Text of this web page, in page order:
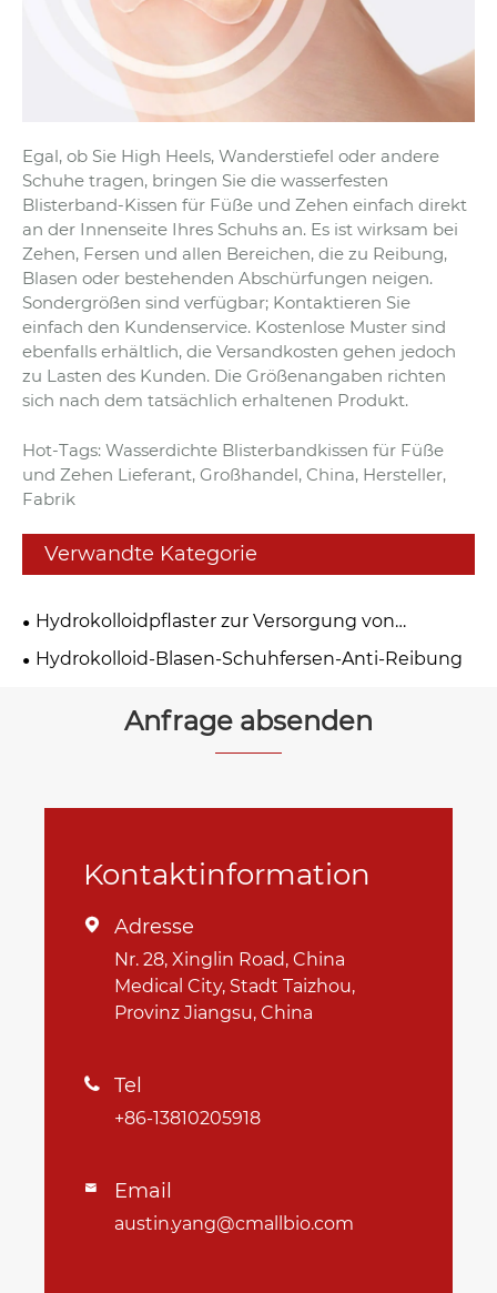
Egal, ob Sie High Heels, Wanderstiefel oder andere
Schuhe tragen, bringen Sie die wasserfesten
Blisterband-Kissen für Füße und Zehen einfach direkt
an der Innenseite Ihres Schuhs an. Es ist wirksam bei
Zehen, Fersen und allen Bereichen, die zu Reibung,
Blasen oder bestehenden Abschürfungen neigen.
Sondergrößen sind verfügbar; Kontaktieren Sie
einfach den Kundenservice. Kostenlose Muster sind
ebenfalls erhältlich, die Versandkosten gehen jedoch
zu Lasten des Kunden. Die Größenangaben richten
sich nach dem tatsächlich erhaltenen Produkt.
Hot-Tags: Wasserdichte Blisterbandkissen für Füße
und Zehen Lieferant, Großhandel, China, Hersteller,
Fabrik
Verwandte Kategorie
Hydrokolloidpflaster zur Versorgung von
Blasenwunden
Hydrokolloid-Blasen-Schuhfersen-Anti-Reibung
Anfrage absenden
Kontaktinformation
 Adresse
Nr. 28, Xinglin Road, China
Medical City, Stadt Taizhou,
Provinz Jiangsu, China
 Tel
+86-13810205918
 Email
austin.yang@cmallbio.com